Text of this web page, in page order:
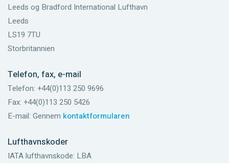
Leeds og Bradford International Lufthavn
Leeds
LS19 7TU
Storbritannien
Telefon, fax, e-mail
Telefon: +44(0)113 250 9696
Fax: +44(0)113 250 5426
E-mail: Gennem kontaktformularen
Lufthavnskoder
IATA lufthavnskode: LBA